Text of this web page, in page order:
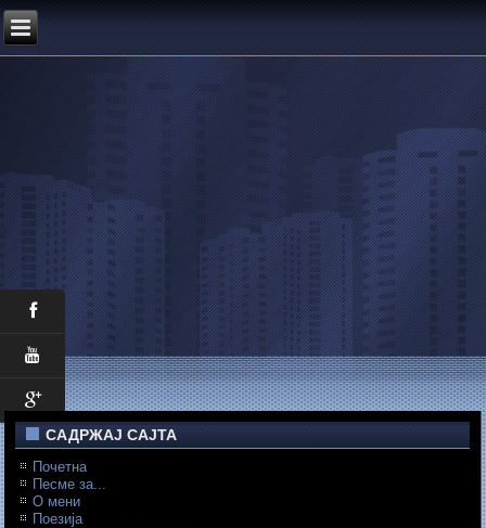
САДРЖАЈ САЈТА
Почетна
Песме за...
О мени
Поезија